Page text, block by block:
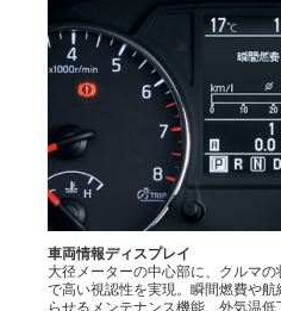
車両情報ディスプレイ
大径メーターの中心部に、クルマ
で高い視認性を実現。瞬間燃費や
らせるメンテナンス機能、外気温